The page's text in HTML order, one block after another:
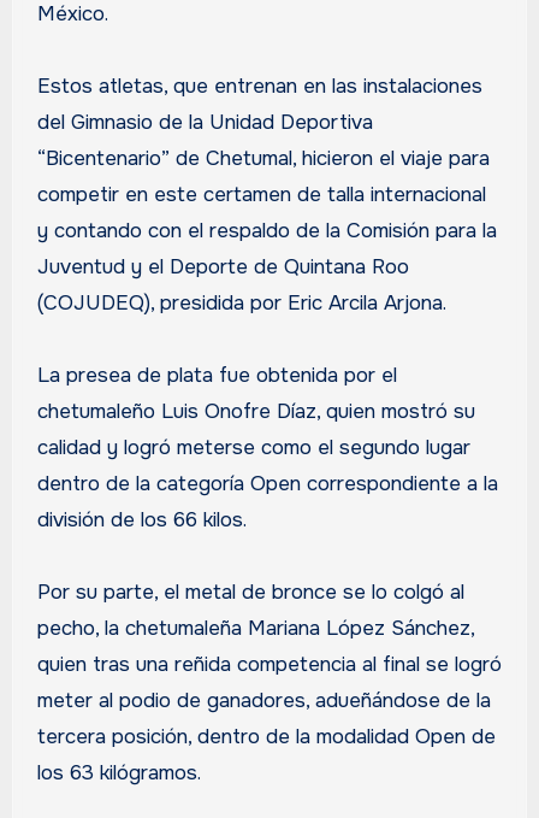
México.
Estos atletas, que entrenan en las instalaciones
del Gimnasio de la Unidad Deportiva
“Bicentenario” de Chetumal, hicieron el viaje para
competir en este certamen de talla internacional
y contando con el respaldo de la Comisión para la
Juventud y el Deporte de Quintana Roo
(COJUDEQ), presidida por Eric Arcila Arjona.
La presea de plata fue obtenida por el
chetumaleño Luis Onofre Díaz, quien mostró su
calidad y logró meterse como el segundo lugar
dentro de la categoría Open correspondiente a la
división de los 66 kilos.
Por su parte, el metal de bronce se lo colgó al
pecho, la chetumaleña Mariana López Sánchez,
quien tras una reñida competencia al final se logró
meter al podio de ganadores, adueñándose de la
tercera posición, dentro de la modalidad Open de
los 63 kilógramos.